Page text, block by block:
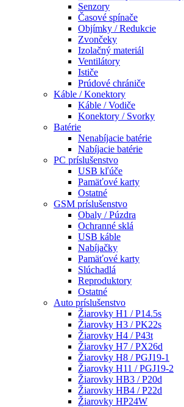
Senzory
Časové spínače
Objímky / Redukcie
Zvončeky
Izolačný materiál
Ventilátory
Ističe
Prúdové chrániče
Káble / Konektory
Káble / Vodiče
Konektory / Svorky
Batérie
Nenabíjacie batérie
Nabíjacie batérie
PC príslušenstvo
USB kľúče
Pamäťové karty
Ostatné
GSM príslušenstvo
Obaly / Púzdra
Ochranné sklá
USB káble
Nabíjačky
Pamäťové karty
Slúchadlá
Reproduktory
Ostatné
Auto príslušenstvo
Žiarovky H1 / P14.5s
Žiarovky H3 / PK22s
Žiarovky H4 / P43t
Žiarovky H7 / PX26d
Žiarovky H8 / PGJ19-1
Žiarovky H11 / PGJ19-2
Žiarovky HB3 / P20d
Žiarovky HB4 / P22d
Žiarovky HP24W